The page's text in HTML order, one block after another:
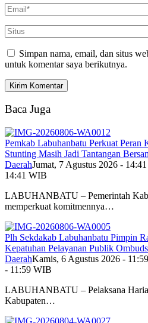
Simpan nama, email, dan situs
untuk komentar saya berikutnya.
Baca Juga
Pemkab Labuhanbatu Perkuat Peran
Stunting Masih Jadi Tantangan
DaerahJumat, 7 Agustus 2026 -
14:41 WIB
LABUHANBATU – Pemerintah
memperkuat komitmennya…
Plh Sekdakab Labuhanbatu Pimpin
Kepatuhan Pelayanan Publik
DaerahKamis, 6 Agustus 2026 -
- 11:59 WIB
LABUHANBATU – Pelaksana
Kabupaten…